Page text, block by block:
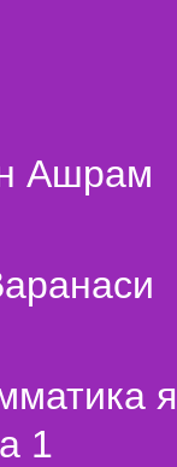
Ашрам
1